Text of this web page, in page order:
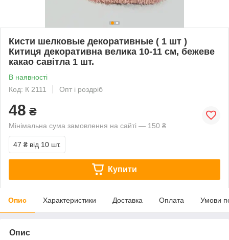
Кисти шелковые декоративные ( 1 шт )
Китиця декоративна велика 10-11 см, бежеве
какао савітла 1 шт.
В наявності
Код: К 2111
Опт і роздріб
48 ₴
Мінімальна сума замовлення на сайті — 150 ₴
47 ₴ від 10 шт.
Купити
Опис Характеристики Доставка Оплата Умови
Опис